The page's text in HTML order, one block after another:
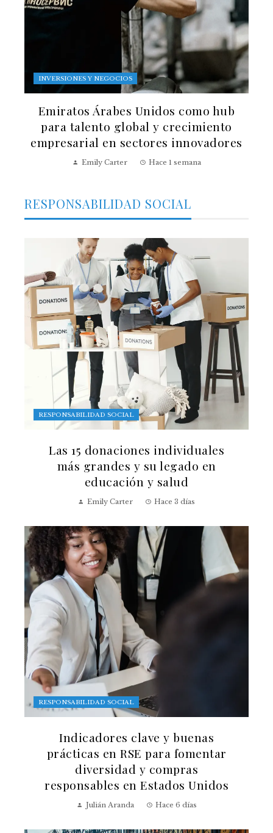
INVERSIONES Y NEGOCIOS
Emiratos Árabes Unidos como hub
para talento global y crecimiento
empresarial en sectores innovadores
Emily Carter Hace 1 semana
RESPONSABILIDAD SOCIAL
RESPONSABILIDAD SOCIAL
Las 15 donaciones individuales
más grandes y su legado en
educación y salud
Emily Carter Hace 3 días
RESPONSABILIDAD SOCIAL
Indicadores clave y buenas
prácticas en RSE para fomentar
diversidad y compras
responsables en Estados Unidos
Julián Aranda Hace 6 días